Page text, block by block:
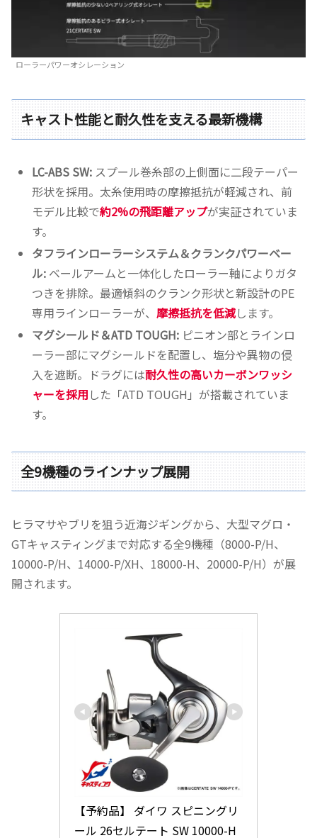
ローラーパワーオシレーション
キャスト性能と耐久性を支える最新機構
LC-ABS SW: スプール巻糸部の上側面に二段テーパー
形状を採用。太糸使用時の摩擦抵抗が軽減され、前
モデル比較で約2%の飛距離アップが実証されていま
す。
タフラインローラーシステム＆クランクパワーベー
ル: ベールアームと一体化したローラー軸によりガタ
つきを排除。最適傾斜のクランク形状と新設計のPE
専用ラインローラーが、摩擦抵抗を低減します。
マグシールド＆ATD TOUGH: ピニオン部とラインロ
ーラー部にマグシールドを配置し、塩分や異物の侵
入を遮断。ドラグには耐久性の高いカーボンワッシ
ャーを採用 した「ATD TOUGH」が搭載されていま
す。
全9機種のラインナップ展開
ヒラマサやブリを狙う近海ジギングから、大型マグロ・
GTキャスティングまで対応する全9機種（8000-P/H、
10000-P/H、14000-P/XH、18000-H、20000-P/H）が展
開されます。
【予約品】 ダイワ スピニングリ
ール 26セルテート SW 10000-H